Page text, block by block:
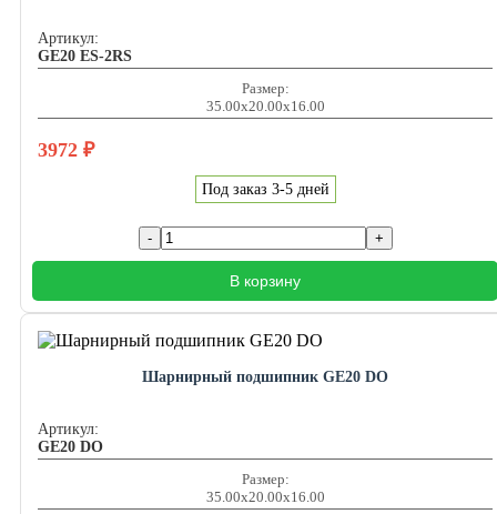
Артикул:
GE20 ES-2RS
Размер:
35.00x20.00x16.00
3972 ₽
Под заказ 3-5 дней
В корзину
Шарнирный подшипник GE20 DO
Артикул:
GE20 DO
Размер:
35.00x20.00x16.00